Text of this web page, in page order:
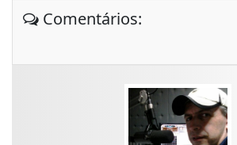
Comentários: